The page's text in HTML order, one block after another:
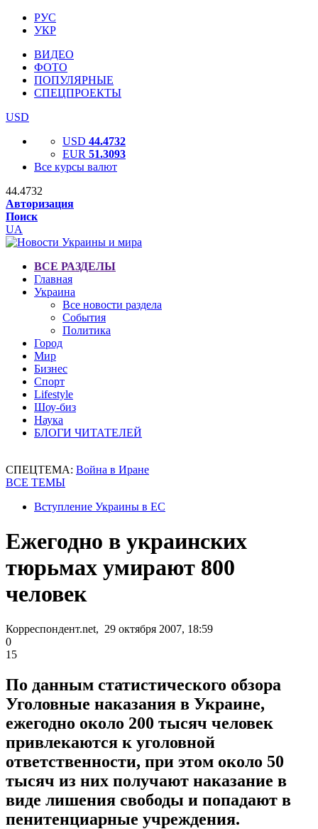
РУС
УКР
ВИДЕО
ФОТО
ПОПУЛЯРНЫЕ
СПЕЦПРОЕКТЫ
USD
USD 44.4732
EUR 51.3093
Все курсы валют
44.4732
Авторизация
Поиск
UA
ВСЕ РАЗДЕЛЫ
Главная
Украина
Все новости раздела
События
Политика
Город
Мир
Бизнес
Спорт
Lifestyle
Шоу-биз
Наука
БЛОГИ ЧИТАТЕЛЕЙ
СПЕЦТЕМА: Война в Иране
ВСЕ ТЕМЫ
Вступление Украины в ЕС
Ежегодно в украинских
тюрьмах умирают 800
человек
Корреспондент.net, 29 октября 2007, 18:59
0
15
По данным статистического обзора
Уголовные наказания в Украине,
ежегодно около 200 тысяч человек
привлекаются к уголовной
ответственности, при этом около 50
тысяч из них получают наказание в
виде лишения свободы и попадают в
пенитенциарные учреждения.